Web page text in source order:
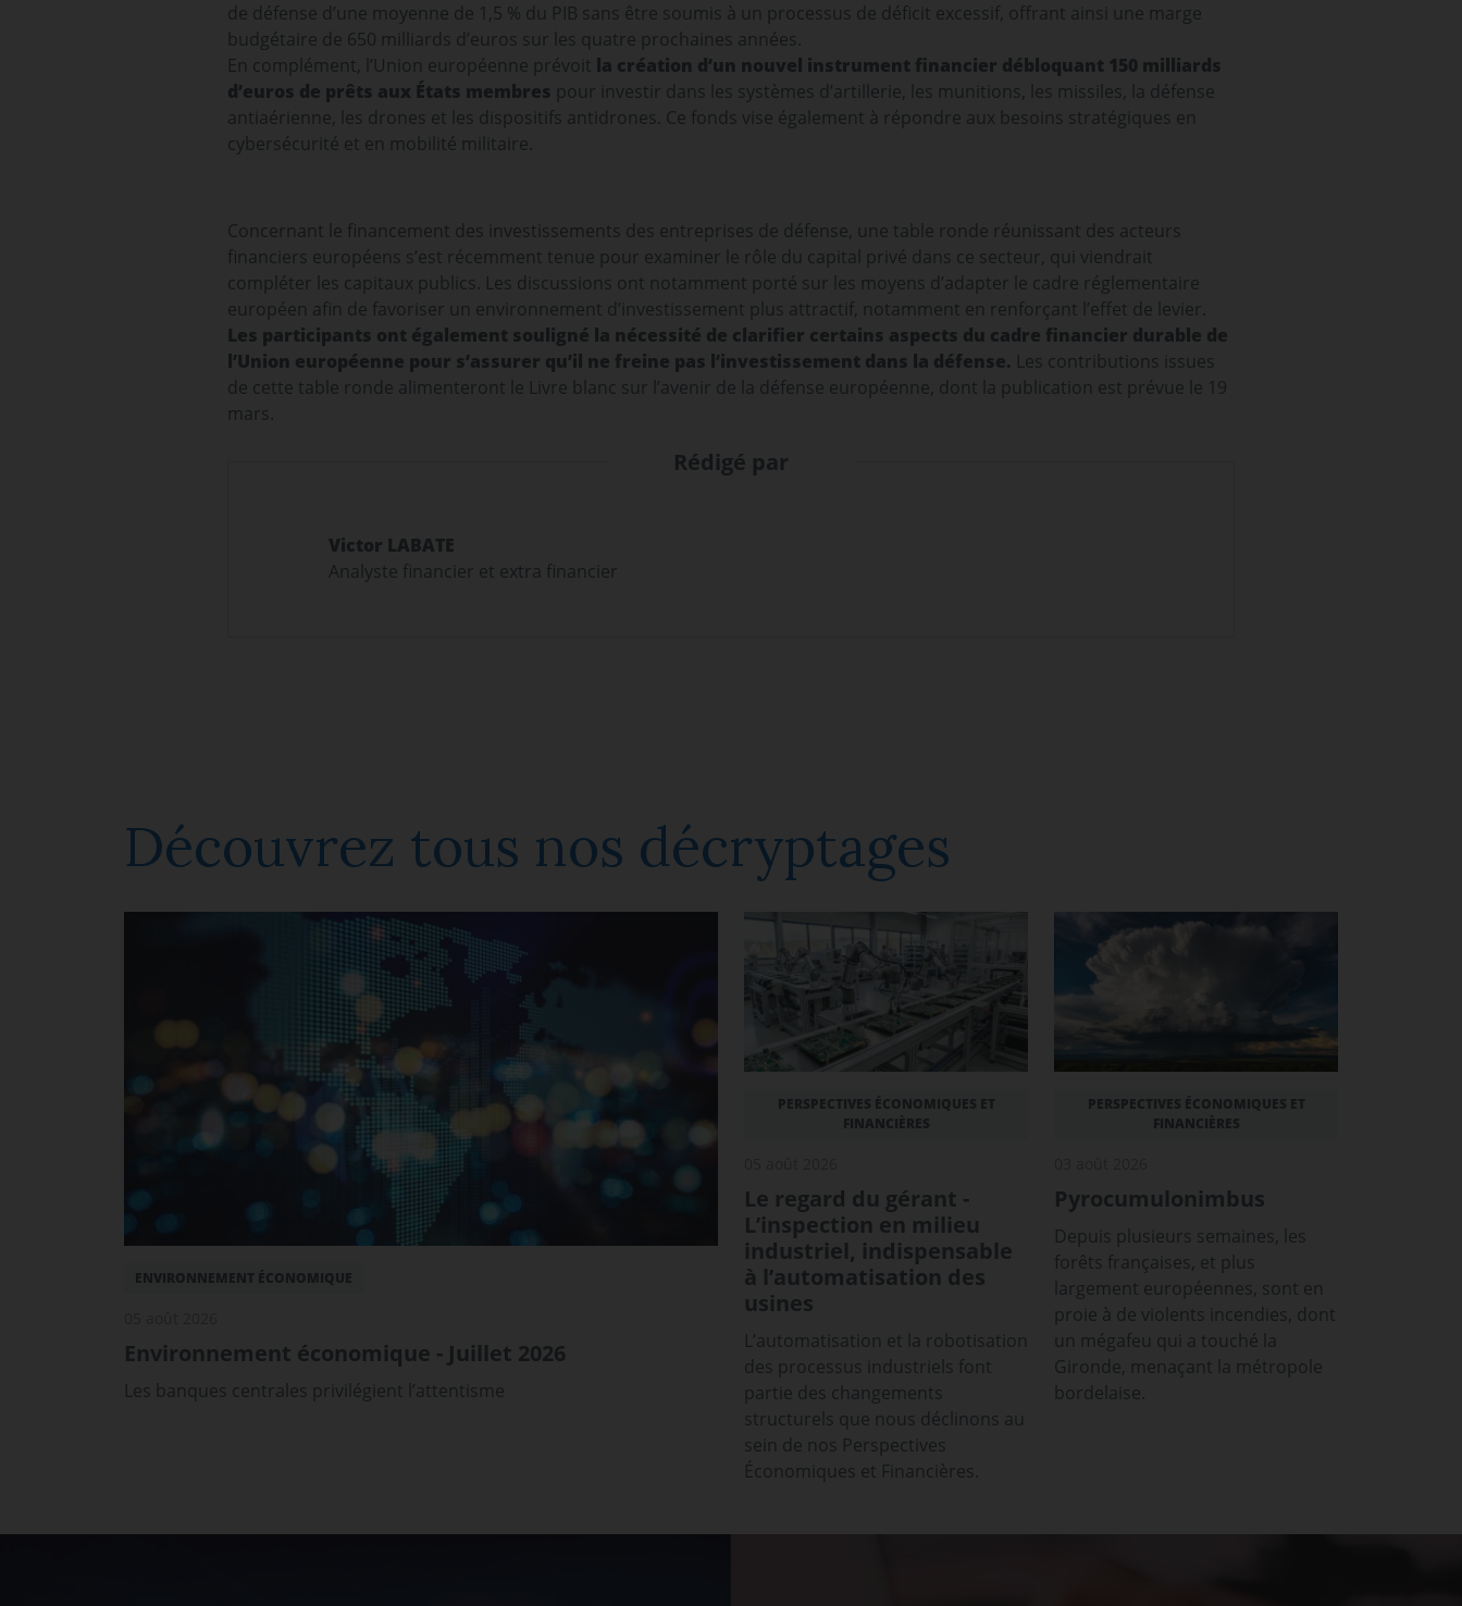
de défense d’une moyenne de 1,5 % du PIB sans être soumis à un processus de déficit excessif, offrant ainsi une marge
budgétaire de 650 milliards d’euros sur les quatre prochaines années.
En complément, l’Union européenne prévoit la création d’un nouvel instrument financier débloquant 150 milliards
d’euros de prêts aux États membres pour investir dans les systèmes d’artillerie, les munitions, les missiles, la défense
antiaérienne, les drones et les dispositifs antidrones. Ce fonds vise également à répondre aux besoins stratégiques en
cybersécurité et en mobilité militaire.
Concernant le financement des investissements des entreprises de défense, une table ronde réunissant des acteurs
financiers européens s’est récemment tenue pour examiner le rôle du capital privé dans ce secteur, qui viendrait
compléter les capitaux publics. Les discussions ont notamment porté sur les moyens d’adapter le cadre réglementaire
européen afin de favoriser un environnement d’investissement plus attractif, notamment en renforçant l’effet de levier.
Les participants ont également souligné la nécessité de clarifier certains aspects du cadre financier durable de
l’Union européenne pour s’assurer qu’il ne freine pas l’investissement dans la défense. Les contributions issues
de cette table ronde alimenteront le Livre blanc sur l’avenir de la défense européenne, dont la publication est prévue le 19
mars.
Rédigé par
Victor LABATE
Analyste financier et extra financier
Découvrez tous nos décryptages
ENVIRONNEMENT ÉCONOMIQUE
Environnement économique - Juillet 2026
Les banques centrales privilégient l’attentisme
PERSPECTIVES ÉCONOMIQUES ET
FINANCIÈRES
Le regard du gérant -
L’inspection en milieu
industriel, indispensable
à l’automatisation des
usines
L’automatisation et la robotisation
des processus industriels font
partie des changements
structurels que nous déclinons au
sein de nos Perspectives
Économiques et Financières.
PERSPECTIVES ÉCONOMIQUES ET
FINANCIÈRES
Pyrocumulonimbus
Depuis plusieurs semaines, les
forêts françaises, et plus
largement européennes, sont en
proie à de violents incendies, dont
un mégafeu qui a touché la
Gironde, menaçant la métropole
bordelaise.